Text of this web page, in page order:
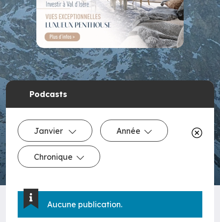
Podcasts
Janvier Année
Chronique
Aucune publication.